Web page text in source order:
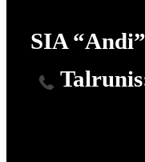
SIA “Andi”